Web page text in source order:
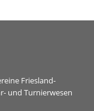
Friesland-
und Turnierwesen